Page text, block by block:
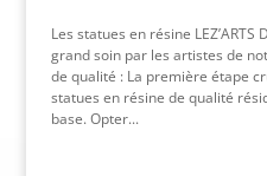
Les statues en résine
grand soin par les artistes de
de qualité : La première étape
statues en résine de qualité
base. Opter...